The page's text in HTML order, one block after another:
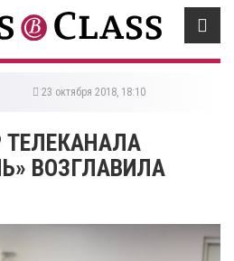
23 октября 2018, 18:10
ТЕЛЕКАНАЛА
ВОЗГЛАВИЛА